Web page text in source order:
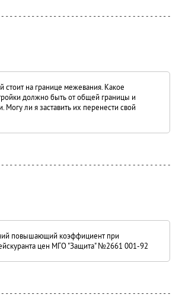
стоит на границе межевания. Какое
должно быть от общей границы и
Могу ли я заставить их перенести свой
повышающий коэффициент при
цен МГО "Защита" №2661 001-92